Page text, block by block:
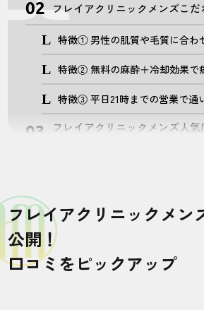
フレイアクリニックメンズこ
特徴① 男性の肌質や毛質に合わ
特徴② 無料の麻酔＋冷却効果で
特徴③ 平日21時までの営業で通
フレイアクリニックメンズ人
フレイアクリニック新宿院
基本的には雰囲気◎！ ただし例
フレイアクリニックメン
公開！
口コミをピックアップ